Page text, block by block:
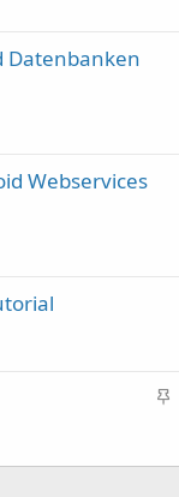
Datenbanken
Webservices
S
c